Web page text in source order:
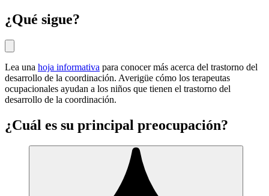
¿Qué sigue?
Lea una hoja informativa para conocer más acerca del trastorno del
desarrollo de la coordinación. Averigüe cómo los terapeutas
ocupacionales ayudan a los niños que tienen el trastorno del
desarrollo de la coordinación.
¿Cuál es su principal preocupación?